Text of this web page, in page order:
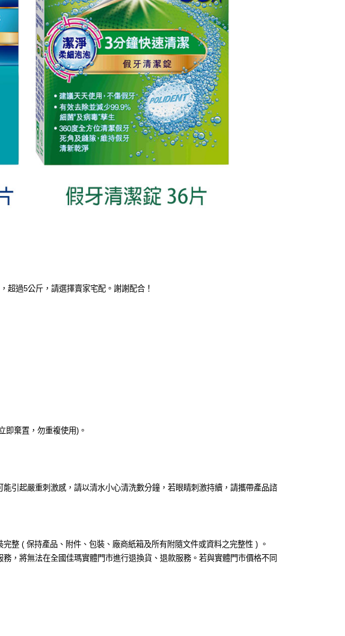
超過5公斤，請選擇賣家宅配。謝謝配合！
即棄置，勿重複使用)。
引起嚴重刺激感，請以清水小心清洗數分鐘，若眼睛刺激持續，請攜帶產品諮
整 ( 保持產品、附件、包裝、廠商紙箱及所有附隨文件或資料之完整性 ) 。
，將無法在全國佳瑪實體門市進行退換貨、退款服務。若與實體門市價格不同